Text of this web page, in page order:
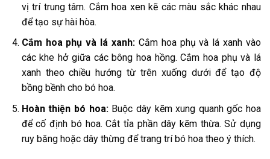
vị trí trung tâm. Cắm hoa xen kẽ các màu sắc khác nhau
để tạo sự hài hòa.
Cắm hoa phụ và lá xanh: Cắm hoa phụ và lá xanh vào
các khe hở giữa các bông hoa hồng. Cắm hoa phụ và lá
xanh theo chiều hướng từ trên xuống dưới để tạo độ
bồng bềnh cho bó hoa.
Hoàn thiện bó hoa:Buộc dây kẽm xung quanh gốc hoa
để cố định bó hoa. Cắt tỉa phần dây kẽm thừa. Sử dụng
ruy băng hoặc dây thừng để trang trí bó hoa theo ý thích.